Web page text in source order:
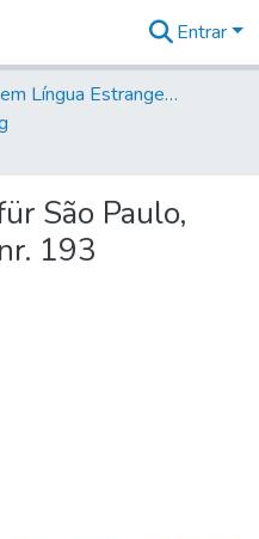
Entrar
Jornais em Língua Estrangeira
São Paulo,
193